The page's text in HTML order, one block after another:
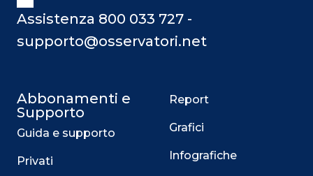
Assistenza 800 033 727 -
supporto@osservatori.net
Abbonamenti e
Supporto
Guida e supporto
Privati
Report
Grafici
Infografiche